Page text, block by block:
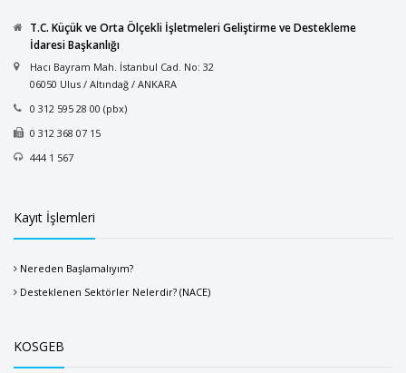
T.C. Küçük ve Orta Ölçekli İşletmeleri Geliştirme ve Destekleme
İdaresi Başkanlığı
Hacı Bayram Mah. İstanbul Cad. No: 32
06050 Ulus / Altındağ / ANKARA
0 312 595 28 00 (pbx)
0 312 368 07 15
444 1 567
Kayıt İşlemleri
Nereden Başlamalıyım?
Desteklenen Sektörler Nelerdir? (NACE)
KOSGEB